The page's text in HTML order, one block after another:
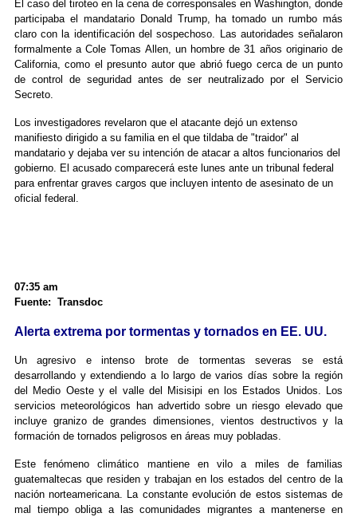
El caso del tiroteo en la cena de corresponsales en Washington, donde
participaba el mandatario Donald Trump, ha tomado un rumbo más
claro con la identificación del sospechoso. Las autoridades señalaron
formalmente a Cole Tomas Allen, un hombre de 31 años originario de
California, como el presunto autor que abrió fuego cerca de un punto
de control de seguridad antes de ser neutralizado por el Servicio
Secreto.
Los investigadores revelaron que el atacante dejó un extenso
manifiesto dirigido a su familia en el que tildaba de "traidor" al
mandatario y dejaba ver su intención de atacar a altos funcionarios del
gobierno. El acusado comparecerá este lunes ante un tribunal federal
para enfrentar graves cargos que incluyen intento de asesinato de un
oficial federal.
07:35 am
Fuente: Transdoc
Alerta extrema por tormentas y tornados en EE. UU.
Un agresivo e intenso brote de tormentas severas se está
desarrollando y extendiendo a lo largo de varios días sobre la región
del Medio Oeste y el valle del Misisipi en los Estados Unidos. Los
servicios meteorológicos han advertido sobre un riesgo elevado que
incluye granizo de grandes dimensiones, vientos destructivos y la
formación de tornados peligrosos en áreas muy pobladas.
Este fenómeno climático mantiene en vilo a miles de familias
guatemaltecas que residen y trabajan en los estados del centro de la
nación norteamericana. La constante evolución de estos sistemas de
mal tiempo obliga a las comunidades migrantes a mantenerse en